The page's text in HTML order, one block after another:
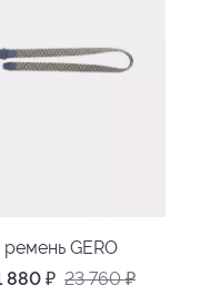
ремень GERO
880 ₽ 23 760₽